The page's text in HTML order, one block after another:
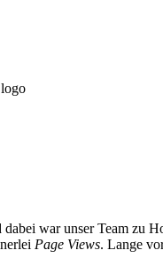
war unser Team zu
Page Views. Lange